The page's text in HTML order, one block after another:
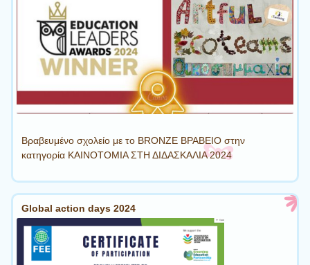
Βραβευμένο σχολείο με το BRONZE ΒΡΑΒΕΙΟ στην
κατηγορία ΚΑΙΝΟΤΟΜΙΑ ΣΤΗ ΔΙΔΑΣΚΑΛΙΑ 2024
Global action days 2024